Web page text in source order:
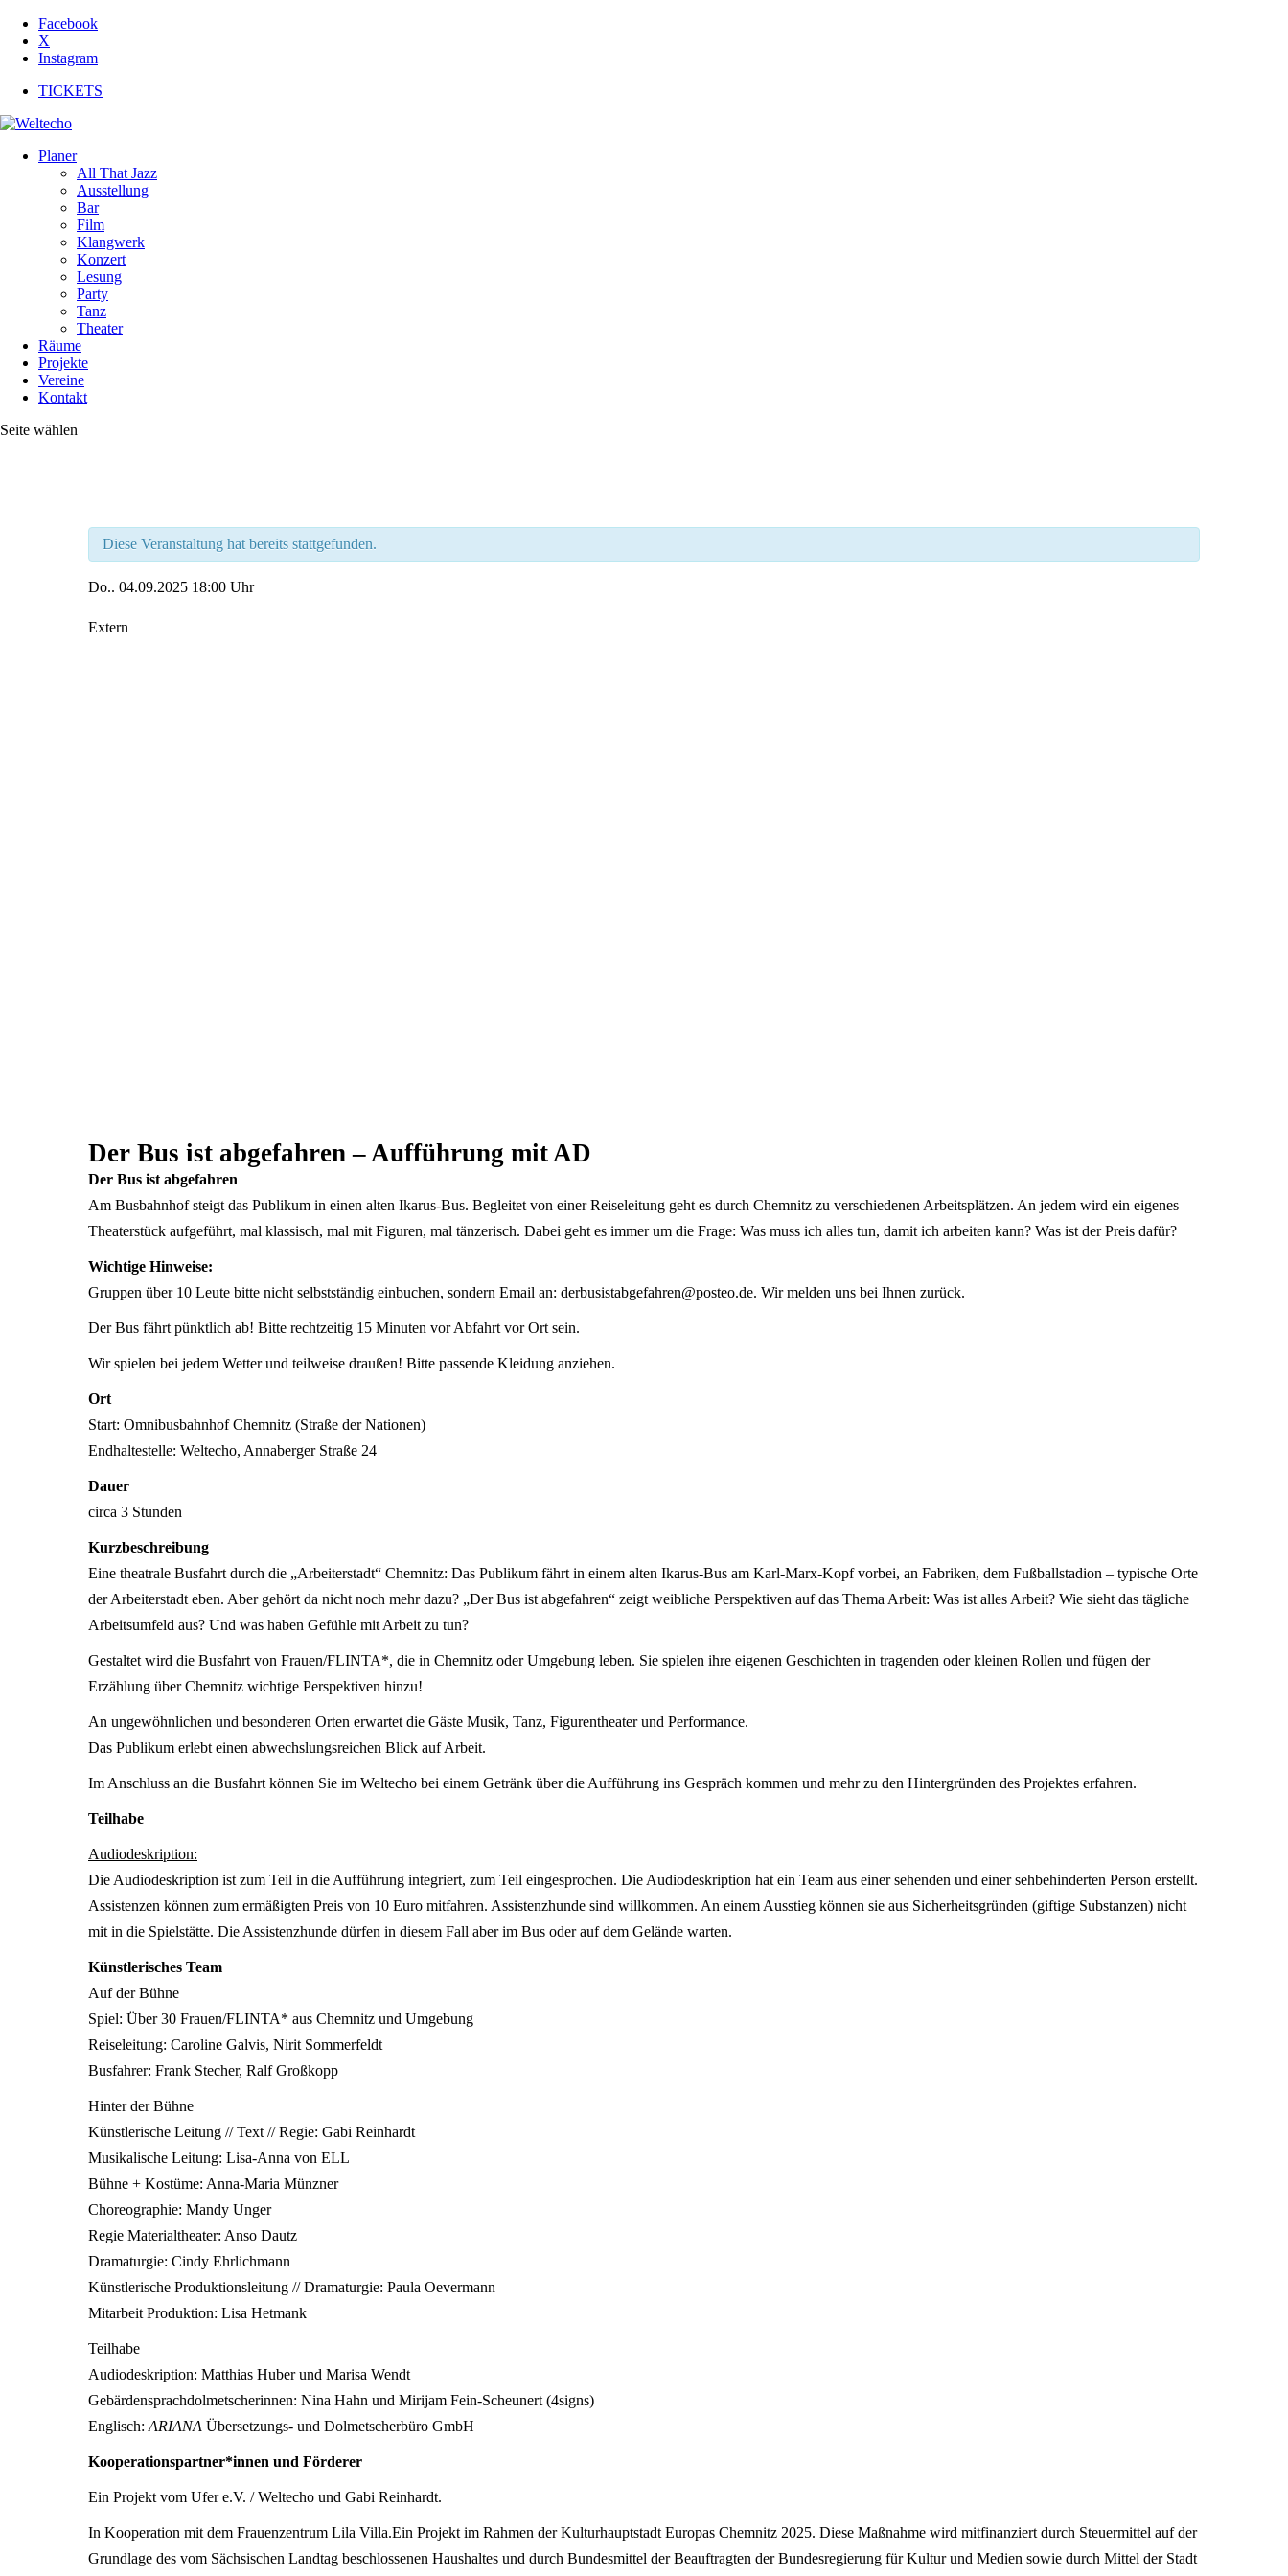
Facebook
X
Instagram
TICKETS
Planer
All That Jazz
Ausstellung
Bar
Film
Klangwerk
Konzert
Lesung
Party
Tanz
Theater
Räume
Projekte
Vereine
Kontakt
Seite wählen
Diese Veranstaltung hat bereits stattgefunden.
Do.. 04.09.2025 18:00 Uhr
Extern
Der Bus ist abgefahren – Aufführung mit AD
Der Bus ist abgefahren
Am Busbahnhof steigt das Publi­kum in einen alten Ikarus-Bus. Be­glei­tet von einer Reiseleitung geht es durch Chemnitz zu verschiedenen Arbeitsplätzen. An jedem wird ein eigenes
Theaterstück aufgeführt, mal klassisch, mal mit Figuren, mal tänzerisch. Dabei geht es immer um die Frage: Was muss ich alles tun, damit ich arbeiten kann? Was ist der Preis dafür?
Wichtige Hinweise:
Gruppen über 10 Leute bitte nicht selbstständig einbuchen, sondern Email an: derbusistabgefahren@posteo.de. Wir melden uns bei Ihnen zurück.
Der Bus fährt pünktlich ab! Bitte rechtzeitig 15 Minuten vor Abfahrt vor Ort sein.
Wir spielen bei jedem Wetter und teilweise draußen! Bitte passende Kleidung anziehen.
Ort
Start: Omnibusbahnhof Chemnitz (Straße der Nationen)
Endhaltestelle: Weltecho, Annaberger Straße 24
Dauer
circa 3 Stunden
Kurzbeschreibung
Eine theatrale Busfahrt durch die „Arbeiterstadt“ Chemnitz: Das Publikum fährt in einem alten Ikarus-Bus am Karl-Marx-Kopf vorbei, an Fabriken, dem Fußballstadion – typische Orte
der Arbeiterstadt eben. Aber gehört da nicht noch mehr dazu? „Der Bus ist abgefahren“ zeigt weibliche Perspektiven auf das Thema Arbeit: Was ist alles Arbeit? Wie sieht das tägliche
Arbeitsumfeld aus? Und was haben Gefühle mit Arbeit zu tun?
Gestaltet wird die Busfahrt von Frauen/FLINTA*, die in Chemnitz oder Umgebung leben. Sie spielen ihre eigenen Geschichten in tragenden oder kleinen Rollen und fügen der
Erzählung über Chemnitz wichtige Perspektiven hinzu!
An ungewöhnlichen und besonderen Orten erwartet die Gäste Musik, Tanz, Figurentheater und Performance.
Das Publikum erlebt einen abwechslungsreichen Blick auf Arbeit.
Im Anschluss an die Busfahrt können Sie im Weltecho bei einem Getränk über die Aufführung ins Gespräch kommen und mehr zu den Hintergründen des Projektes erfahren.
Teilhabe
Audiodeskription:
Die Audiodeskription ist zum Teil in die Aufführung integriert, zum Teil eingesprochen. Die Audiodeskription hat ein Team aus einer sehenden und einer sehbehinderten Person erstellt.
Assistenzen können zum ermäßigten Preis von 10 Euro mitfahren. Assistenzhunde sind willkommen. An einem Ausstieg können sie aus Sicherheitsgründen (giftige Substanzen) nicht
mit in die Spielstätte. Die Assistenzhunde dürfen in diesem Fall aber im Bus oder auf dem Gelände warten.
Künstlerisches Team
Auf der Bühne
Spiel: Über 30 Frauen/FLINTA* aus Chemnitz und Umgebung
Reiseleitung: Caroline Galvis, Nirit Sommerfeldt
Busfahrer: Frank Stecher, Ralf Großkopp
Hinter der Bühne
Künstlerische Leitung // Text // Regie: Gabi Reinhardt
Musikalische Leitung: Lisa-Anna von ELL
Bühne + Kostüme: Anna-Maria Münzner
Choreographie: Mandy Unger
Regie Materialtheater: Anso Dautz
Dramaturgie: Cindy Ehrlichmann
Künstlerische Produktionsleitung // Dramaturgie: Paula Oevermann
Mitarbeit Produktion: Lisa Hetmank
Teilhabe
Audiodeskription: Matthias Huber und Marisa Wendt
Gebärdensprachdolmetscherinnen: Nina Hahn und Mirijam Fein-Scheunert (4signs)
Englisch: ARIANA Übersetzungs- und Dolmetscherbüro GmbH
Kooperationspartner*innen und Förderer
Ein Projekt vom Ufer e.V. / Weltecho und Gabi Reinhardt.
In Kooperation mit dem Frauenzentrum Lila Villa.Ein Projekt im Rahmen der Kulturhauptstadt Europas Chemnitz 2025. Diese Maßnahme wird mitfinanziert durch Steuermittel auf der
Grundlage des vom Sächsischen Landtag beschlossenen Haushaltes und durch Bundesmittel der Beauftragten der Bundesregierung für Kultur und Medien sowie durch Mittel der Stadt